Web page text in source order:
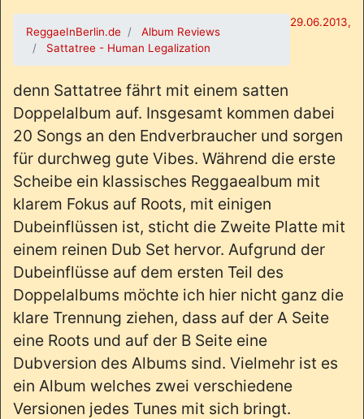
29.06.2013,
ReggaeInBerlin.de
Album Reviews
Sattatree - Human Legalization
denn Sattatree fährt mit einem satten
Doppelalbum auf. Insgesamt kommen dabei
20 Songs an den Endverbraucher und sorgen
für durchweg gute Vibes. Während die erste
Scheibe ein klassisches Reggaealbum mit
klarem Fokus auf Roots, mit einigen
Dubeinflüssen ist, sticht die Zweite Platte mit
einem reinen Dub Set hervor. Aufgrund der
Dubeinflüsse auf dem ersten Teil des
Doppelalbums möchte ich hier nicht ganz die
klare Trennung ziehen, dass auf der A Seite
eine Roots und auf der B Seite eine
Dubversion des Albums sind. Vielmehr ist es
ein Album welches zwei verschiedene
Versionen jedes Tunes mit sich bringt.